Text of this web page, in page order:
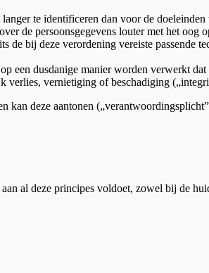
te identificeren dan voor de
de persoonsgegevens louter met het
bij deze verordening vereiste passende
een dusdanige manier worden verwerkt
verlies, vernietiging of beschadiging
deze aantonen
deze principes voldoet, zowel bij de